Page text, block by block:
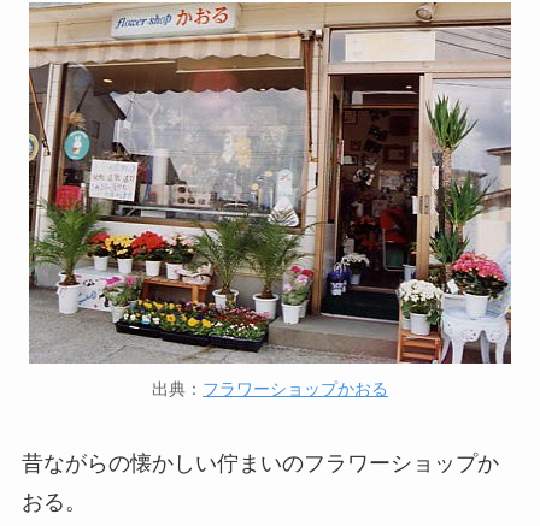
出典： フラワーショップかおる
昔ながらの懐かしい佇まいのフラワーショップか
おる。